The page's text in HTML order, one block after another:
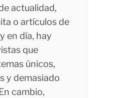
actualidad,
o artículos de
en día, hay
que
únicos,
y demasiado
cambio,